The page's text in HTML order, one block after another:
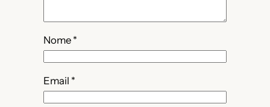
Nome *
Email *